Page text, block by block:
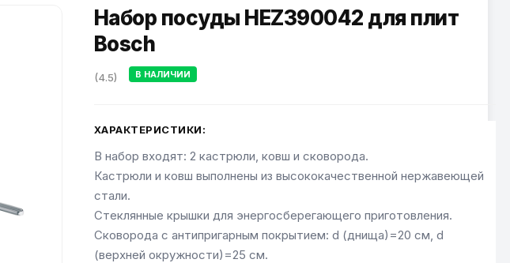
Набор посуды HEZ390042 для плит
Bosch
(4.5) В НАЛИЧИИ
ХАРАКТЕРИСТИКИ:
В набор входят: 2 кастрюли, ковш и сковорода.
Кастрюли и ковш выполнены из высококачественной нержавеющей
стали.
Стеклянные крышки для энергосберегающего приготовления.
Сковорода с антипригарным покрытием: d (днища)=20 см, d
(верхней окружности)=25 см.